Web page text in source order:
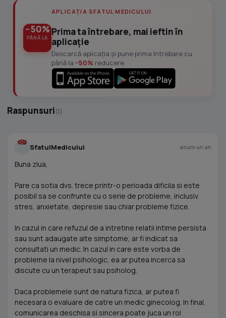
−50%
PÂNĂ LA
APLICAȚIA SFATUL MEDICULUI
Prima ta întrebare, mai ieftin în
aplicație
Descarcă aplicația și pune prima întrebare cu
până la −50% reducere.
Raspunsuri(1)
SfatulMedicului acum un an
Buna ziua,
Pare ca sotia dvs. trece printr-o perioada dificila si este
posibil sa se confrunte cu o serie de probleme, inclusiv
stres, anxietate, depresie sau chiar probleme fizice.
In cazul in care refuzul de a intretine relatii intime persista
sau sunt adaugate alte simptome, ar fi indicat sa
consultati un medic. In cazul in care este vorba de
probleme la nivel psihologic, ea ar putea incerca sa
discute cu un terapeut sau psiholog.
Daca problemele sunt de natura fizica, ar putea fi
necesara o evaluare de catre un medic ginecolog. In final,
comunicarea deschisa si sincera poate juca un rol